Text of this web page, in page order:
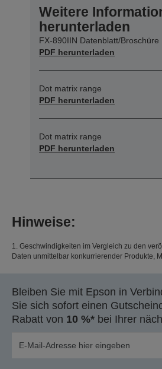
Weitere
herunterladen
FX-890IIN Datenblatt/Broschüre
PDF herunterladen
Dot matrix range
PDF herunterladen
Dot matrix range
PDF herunterladen
Hinweise:
1. Geschwindigkeiten im Vergleich zu den
Daten unmittelbar konkurrierender Produkte,
Bleiben Sie mit Epson in
Sie sich sofort einen
Rabatt von 10 %* bei Ihrer